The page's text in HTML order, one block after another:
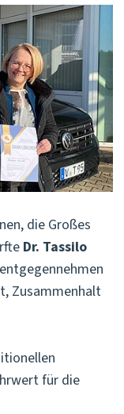
die Großes
Dr. Tassilo
entgegennehmen
Zusammenhalt
für die